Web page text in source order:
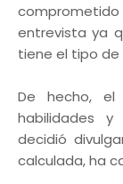
entrevista ya
tiene el tipo de
De hecho,
habilidades y
decidió
calculada, ha